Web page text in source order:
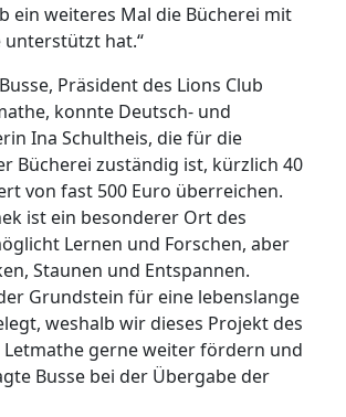
ein weiteres Mal die Bücherei mit
unterstützt hat.“
Präsident des Lions Club
konnte Deutsch- und
Ina Schultheis, die für die
Bücherei zuständig ist, kürzlich 40
von fast 500 Euro überreichen.
ist ein besonderer Ort des
Lernen und Forschen, aber
Staunen und Entspannen.
Grundstein für eine lebenslange
weshalb wir dieses Projekt des
Letmathe gerne weiter fördern und
Busse bei der Übergabe der